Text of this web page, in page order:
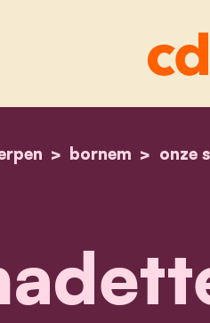
bornem onze